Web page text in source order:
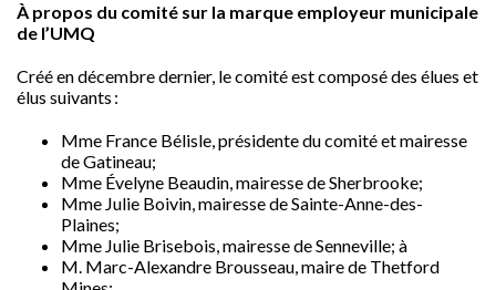
À propos du comité sur la marque employeur municipale
de l’UMQ
Créé en décembre dernier, le comité est composé des élues et
élus suivants :
Mme France Bélisle, présidente du comité et mairesse
de Gatineau;
Mme Évelyne Beaudin, mairesse de Sherbrooke;
Mme Julie Boivin, mairesse de Sainte-Anne-des-
Plaines;
Mme Julie Brisebois, mairesse de Senneville; à
M. Marc-Alexandre Brousseau, maire de Thetford